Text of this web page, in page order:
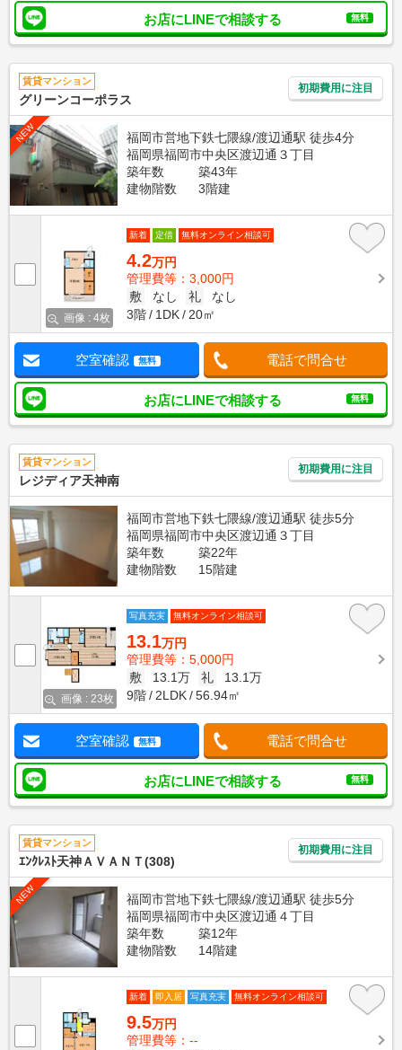
お店にLINEで相談する 無料
賃貸マンション
グリーンコーポラス
初期費用に注目
NEW
福岡市営地下鉄七隈線/渡辺通駅 徒歩4分
福岡県福岡市中央区渡辺通３丁目
築年数
築43年
建物階数
3階建
画像 : 4枚
新着 定借 無料オンライン相談可
4.2万円
管理費等：3,000円
敷
なし 礼
なし
3階
1DK 20㎡
空室確認 無料 電話で問合せ
お店にLINEで相談する 無料
賃貸マンション
レジディア天神南
初期費用に注目
福岡市営地下鉄七隈線/渡辺通駅 徒歩5分
福岡県福岡市中央区渡辺通３丁目
築年数
築22年
建物階数
15階建
画像 : 23枚
写真充実 無料オンライン相談可
13.1万円
管理費等：5,000円
敷
13.1万 礼
13.1万
9階
2LDK 56.94㎡
空室確認 無料 電話で問合せ
お店にLINEで相談する 無料
賃貸マンション
ｴﾝｸﾚｽﾄ天神ＡＶＡＮＴ(308)
初期費用に注目
NEW
福岡市営地下鉄七隈線/渡辺通駅 徒歩5分
福岡県福岡市中央区渡辺通４丁目
築年数
築12年
建物階数
14階建
新着 即入居 写真充実 無料オンライン相談可
9.5万円
管理費等：--